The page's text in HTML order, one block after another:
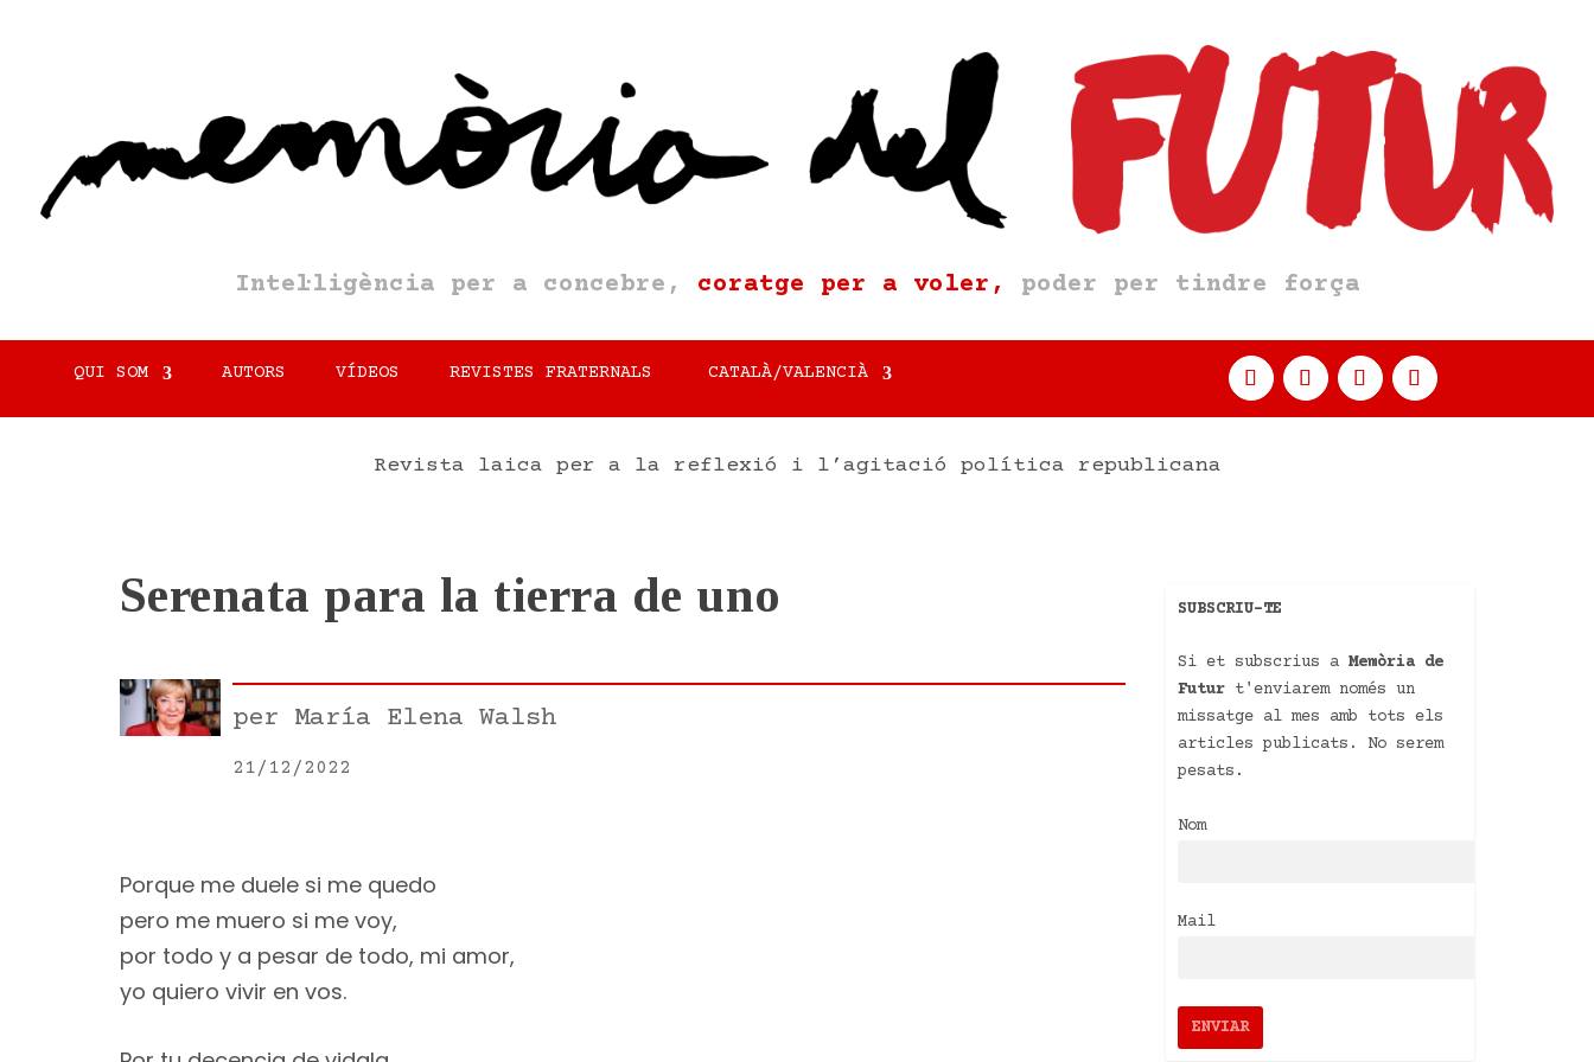
Intel·ligència per a concebre, coratge per a voler, poder per tindre força
QUI SOM AUTORS VÍDEOS REVISTES FRATERNALS CATALÀ/VALENCIÀ
Revista laica per a la reflexió i l’agitació política republicana
Serenata para la tierra de uno
per María Elena Walsh
21/12/2022
Porque me duele si me quedo
pero me muero si me voy,
por todo y a pesar de todo, mi amor,
yo quiero vivir en vos.
SUBSCRIU-TE
Si et subscrius aMemòria de
Futur t'enviarem només un
missatge al mes amb tots els
articles publicats. No serem
pesats.
Nom
Mail